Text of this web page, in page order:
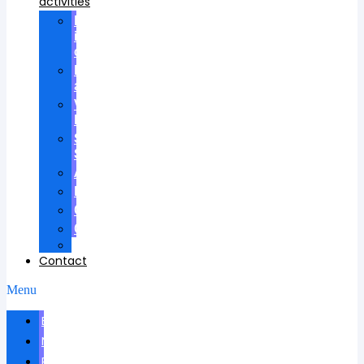
Participation
in
councils
Research
advisees
Visiting
Lectures
Scientific
School
Awards
Patents
Certificates
Contracts
Contact
Menu
Biography
News